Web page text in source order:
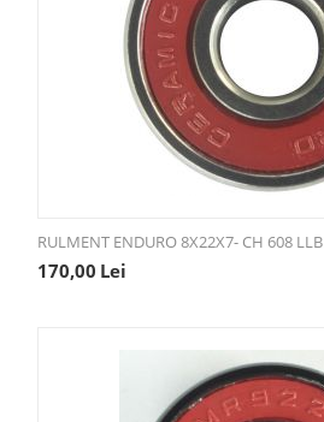
RULMENT ENDURO 8X22X7- CH 608 LLB
170,00 Lei